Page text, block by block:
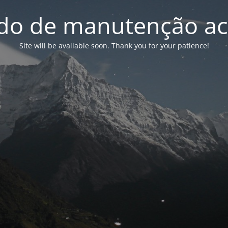
de manutenção
Site will be available soon. Thank you for your patience!